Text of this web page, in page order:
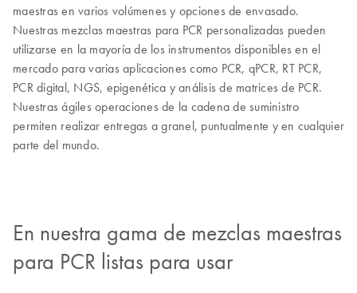
maestras en varios volúmenes y opciones de envasado.
Nuestras mezclas maestras para PCR personalizadas pueden
utilizarse en la mayoría de los instrumentos disponibles en el
mercado para varias aplicaciones como PCR, qPCR, RT PCR,
PCR digital, NGS, epigenética y análisis de matrices de PCR.
Nuestras ágiles operaciones de la cadena de suministro
permiten realizar entregas a granel, puntualmente y en cualquier
parte del mundo.
En nuestra gama de mezclas maestras
para PCR listas para usar